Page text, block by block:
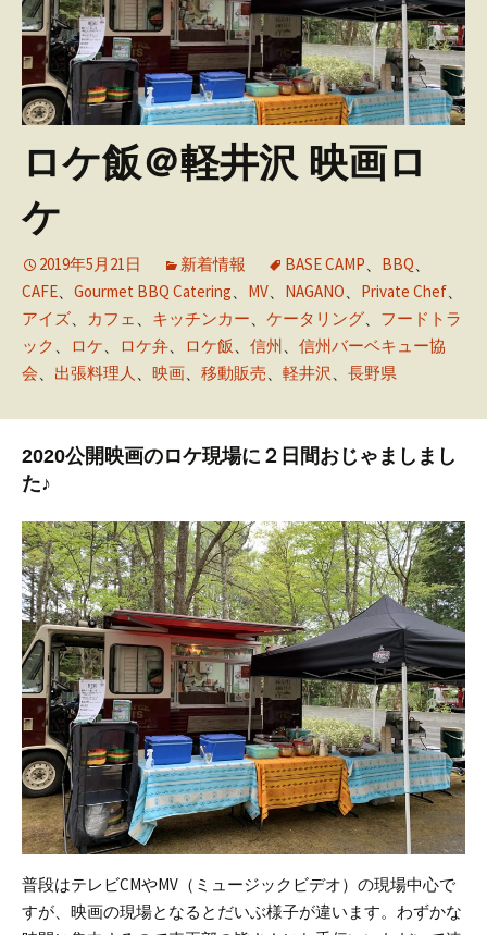
ロケ飯＠軽井沢 映画ロ
ケ
2019年5月21日 新着情報 BASE CAMP BBQ
CAFE
Gourmet BBQ Catering MV NAGANO Private Chef
アイズ
カフェ キッチンカー ケータリング
フードトラ
ック
ロケ ロケ弁 ロケ飯 信州
信州バーベキュー協
会
出張料理人 映画 移動販売 軽井沢 長野県
2020公開映画のロケ現場に２日間おじゃましまし
た♪
普段はテレビCMやMV（ミュージックビデオ）の現場中心で
すが、映画の現場となるとだいぶ様子が違います。 わずかな